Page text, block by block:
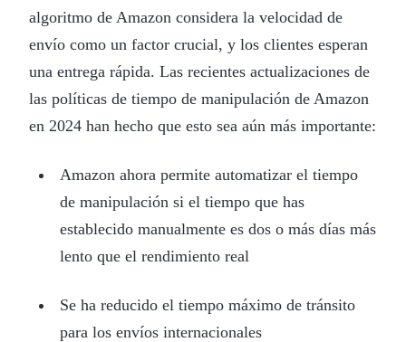
algoritmo de Amazon considera la velocidad de
envío como un factor crucial, y los clientes esperan
una entrega rápida. Las recientes actualizaciones de
las políticas de tiempo de manipulación de Amazon
en 2024 han hecho que esto sea aún más importante:
Amazon ahora permite automatizar el tiempo
de manipulación si el tiempo que has
establecido manualmente es dos o más días más
lento que el rendimiento real
Se ha reducido el tiempo máximo de tránsito
para los envíos internacionales